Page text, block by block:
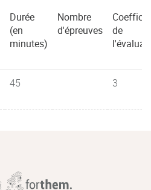
Durée
(en
minutes)
Nombre
d'épreuves
de
45 3